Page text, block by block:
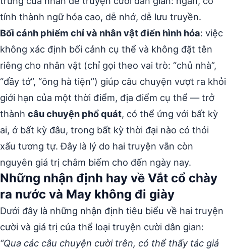
tính thành ngữ hóa cao, dễ nhớ, dễ lưu truyền.
Bối cảnh phiếm chỉ và nhân vật điển hình hóa: việc
không xác định bối cảnh cụ thể và không đặt tên
riêng cho nhân vật (chỉ gọi theo vai trò: “chủ nhà”,
“đầy tớ”, “ông hà tiện”) giúp câu chuyện vượt ra khỏi
giới hạn của một thời điểm, địa điểm cụ thể — trở
thành câu chuyện phổ quát, có thể ứng với bất kỳ
ai, ở bất kỳ đâu, trong bất kỳ thời đại nào có thói
xấu tương tự. Đây là lý do hai truyện vẫn còn
nguyên giá trị châm biếm cho đến ngày nay.
Những nhận định hay về Vắt cổ chày
ra nước và May không đi giày
Dưới đây là những nhận định tiêu biểu về hai truyện
cười và giá trị của thể loại truyện cười dân gian:
“Qua các câu chuyện cười trên, có thể thấy tác giả